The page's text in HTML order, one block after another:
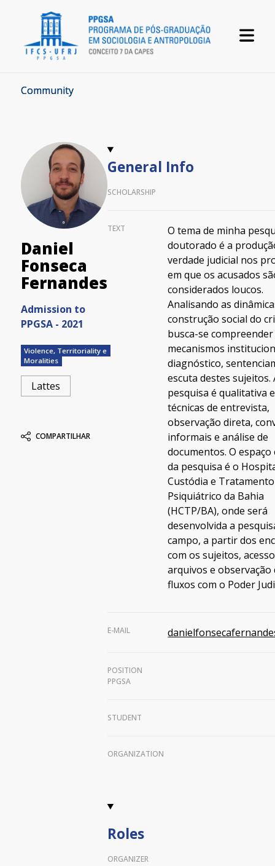
Community
Daniel
Fonseca
Fernandes
Admission to
PPGSA - 2021
Violence, Territoriality e
Moralities
Lattes
COMPARTILHAR
General Info
SCHOLARSHIP
TEXT
O tema de minha
doutorado é a
verdade judicial nos
em que os acusados
considerados loucos.
Analisando as
construção social do
busca-se
mecanismos
diagnóstico,
escuta destes sujeitos.
pesquisa é qualitativa
técnicas de entrevista,
observação direta,
informais e análise de
documentos. O
da pesquisa é o
Custódia e Tratamento
Psiquiátrico da Bahia
(HCTP/BA), onde será
desenvolvida a
campo, a partir dos
com os sujeitos,
arquivos e observação
fluxos com o Poder
E-MAIL
POSITION
PPGSA
STUDENT
ORGANIZATION
Roles
ORGANIZER